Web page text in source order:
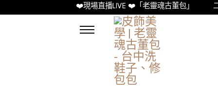
❤️現場直播LIVE ❤️「老靈魂古董包」